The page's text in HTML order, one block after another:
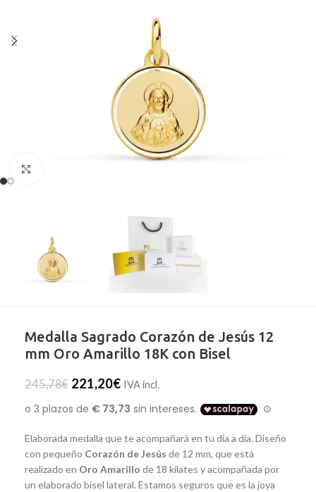
Medalla Sagrado Corazón de Jesús 12
mm Oro Amarillo 18K con Bisel
245,78€ 221,20€ IVA incl.
Elaborada medalla que te acompañará en tu día a día. Diseño
con pequeño Corazón deJesús de 12 mm, que está
realizado en Oro Amarillo de 18 kilates y acompañada por
un elaborado bisel lateral. Estamos seguros que es la joya